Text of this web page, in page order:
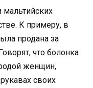
К примеру, в
продана за
что болонка
женщин,
своих